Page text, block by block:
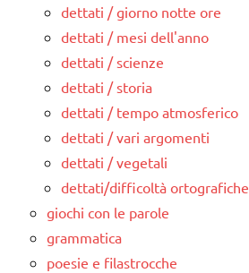
dettati / giorno notte ore
dettati / mesi dell'anno
dettati / scienze
dettati / storia
dettati / tempo atmosferico
dettati / vari argomenti
dettati / vegetali
dettati/difficoltà ortografiche
giochi con le parole
grammatica
poesie e filastrocche